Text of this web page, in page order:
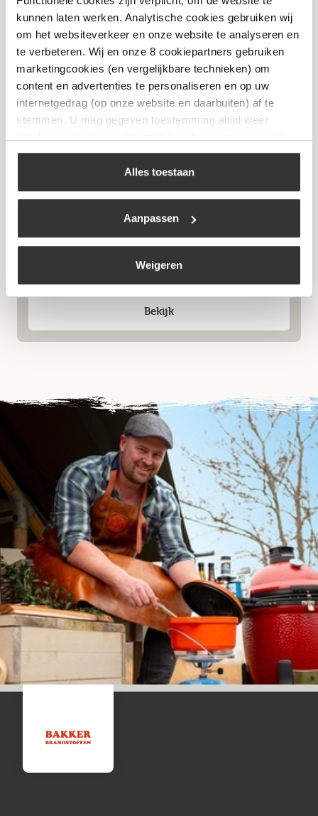
kunnen laten werken. Analytische cookies gebruiken wij
om het websiteverkeer en onze website te analyseren en
te verbeteren. Wij en onze 8 cookiepartners gebruiken
marketingcookies (en vergelijkbare technieken) om
content en advertenties te personaliseren en op uw
internetgedrag (op onze website en daarbuiten) af te
stemmen. U mag gegeven toestemming altijd weer
uw keuze op onze website verwijzen wij u naar ons
Alles toestaan
Aanpassen
Weigeren
Bekijk
Rolkachel Infrarood
Bekijk
Niet op voorraad